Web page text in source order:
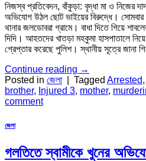
নিজস্ব প্রতিবেদন, বাঁকুড়া: বৃদ্ধা মা ও নিজের
অভিযোগ উঠল ছোট ভাইয়ের বিরুদ্ধে। সোমবার
থানার জলডোবরা গ্রামে। বাধা দিতে গিয়ে
দিদি। আহতদের খাতড়া মহকুমা হাসপাতালে
গ্রেপ্তার করেছে পুলিশ। স্থানীয় সূত্রে জানা
Continue reading →
Posted in জেলা Tagged Arrested,
brother, Injured 3, mother,
comment
জেলা
গলতিতে স্বামীকে খুনের